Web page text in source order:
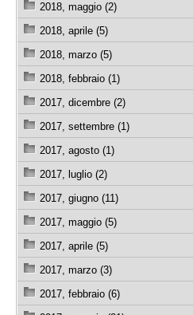
2018, maggio (2)
2018, aprile (5)
2018, marzo (5)
2018, febbraio (1)
2017, dicembre (2)
2017, settembre (1)
2017, agosto (1)
2017, luglio (2)
2017, giugno (11)
2017, maggio (5)
2017, aprile (5)
2017, marzo (3)
2017, febbraio (6)